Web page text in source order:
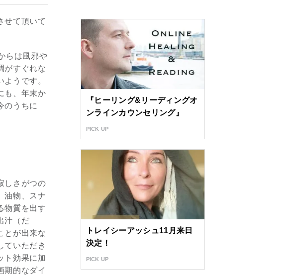
せて頂いて
らは風邪や
がすぐれな
うです。
も、年末か
のうちに
しさがつの
油物、スナ
物質を出す
汁（だ
とが出来な
ていただき
ト効果に加
期的なダイ
『ヒーリング&リーディングオ
ンラインカウンセリング』
PICK UP
トレイシーアッシュ11月来日
決定！
PICK UP